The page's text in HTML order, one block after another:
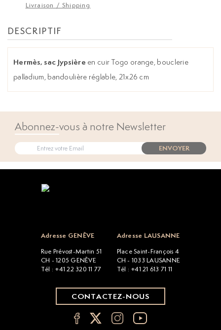
Livraison / Shipping
DESCRIPTIF
Hermès, sac Jypsière en cuir Togo orange, bouclerie
palladium, bandoulière réglable, 21x26 cm
Abonnez-vous à notre Newsletter
ENVOYER
Adresse GENÈVE
Rue Prévost-Martin 51
CH - 1205 GENÈVE
Tél : +41 22 320 11 77
Adresse LAUSANNE
Place Saint-François 4
CH - 1033 LAUSANNE
Tél : +41 21 613 71 11
CONTACTEZ-NOUS